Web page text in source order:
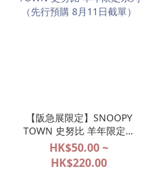
【阪急展限定】SNOOPY
TOWN 史努比 羊年限定系
列（先行預購 8月11日截
單）
HK$50.00 ~
HK$220.00